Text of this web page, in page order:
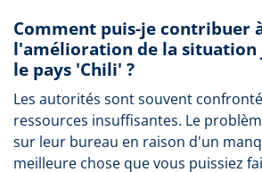
Comment puis-je contribuer
l'amélioration de la situation
le pays 'Chili' ?
Les autorités sont souvent
ressources insuffisantes. Le
sur leur bureau en raison d'un
meilleure chose que vous puissiez